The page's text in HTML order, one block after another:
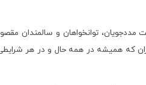
مددجویان، توانخواهان و
که همیشه در همه حال و در هر